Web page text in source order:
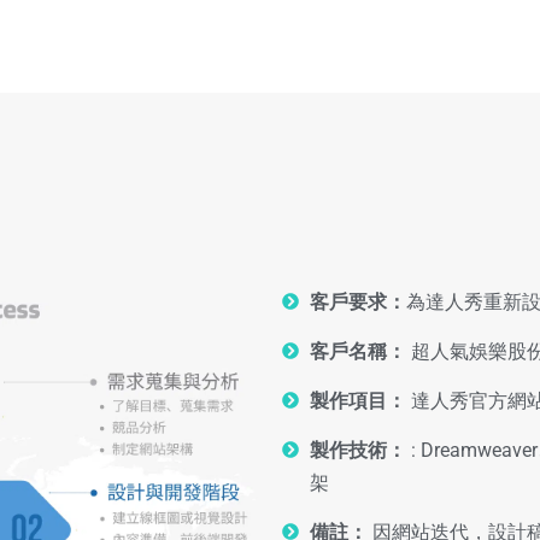
客戶要求： 為達人秀重新
客戶名稱： 超人氣娛樂股
製作項目： 達人秀官方網
製作技術： :
架
備註： 因網站迭代，設計